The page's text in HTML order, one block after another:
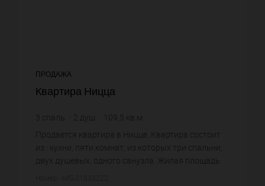
ПРОДАЖА
Квартира Ницца
3 спаль. 2 душ. 109,5 кв.м.
Продается квартира в Ницце. Квартира состоит
из : кухни, пяти комнат, из которых три спальни,
двух душевых, одного санузла. Жилая площадь